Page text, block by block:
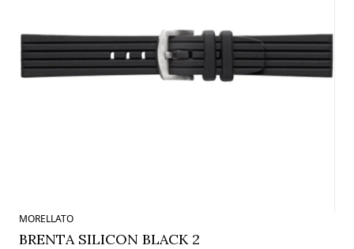
MORELLATO
BRENTA SILICON BLACK 2